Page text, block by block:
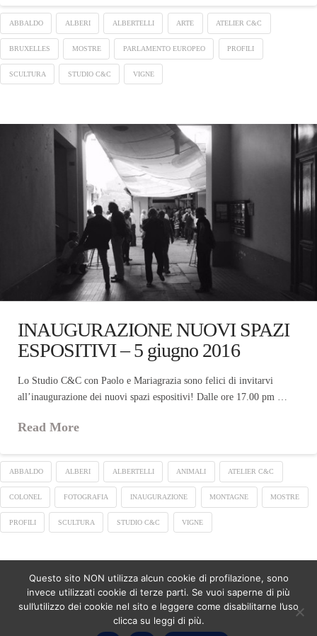
ABBALDO ALBERI ALBERTELLI ARTE ATELIER C&C
BRUXELLES MOSTRE PARLAMENTO EUROPEO PROFILI
SCULTURA STUDIO C&C VIGNE
INAUGURAZIONE NUOVI SPAZI
ESPOSITIVI – 5 giugno 2016
Lo Studio C&C con Paolo e Mariagrazia sono felici di invitarvi
all’inaugurazione dei nuovi spazi espositivi! Dalle ore 17.00 pm …
Read More
ABBALDO ALBERI ALBERTELLI ANIMALI ATELIER C&C
COLONEL FOTOGRAFIA INAUGURAZIONE MONTAGNE MOSTRE
PROFILI SCULTURA STUDIO C&C VIGNE
ASSIGN A MENU
Facebook
LinkedIn
YouTube
Instagram
Pinterest
Copyright Studio C&C 2026 - P.IVA 08601070017 - Numero ordine
Questo sito NON utilizza alcun cookie di profilazione, sono
invece utilizzati cookie di terze parti. Se vuoi saperne di più
sull’utilizzo dei cookie nel sito e leggere come disabilitarne l’uso
clicca su leggi di più.